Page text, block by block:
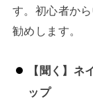
す。初心者か
勧めします。
【聞く】ネ
ップ